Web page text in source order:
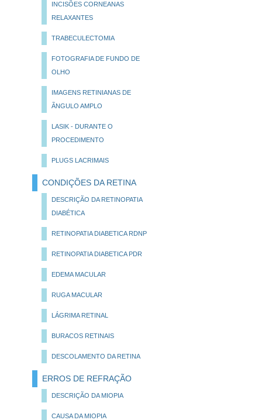
INCISÕES CORNEANAS
RELAXANTES
TRABECULECTOMIA
FOTOGRAFIA DE FUNDO DE
OLHO
IMAGENS RETINIANAS DE
ÃNGULO AMPLO
LASIK - DURANTE O
PROCEDIMENTO
PLUGS LACRIMAIS
CONDIÇÕES DA RETINA
DESCRIÇÃO DA RETINOPATIA
DIABÉTICA
RETINOPATIA DIABETICA RDNP
RETINOPATIA DIABETICA PDR
EDEMA MACULAR
RUGA MACULAR
LÁGRIMA RETINAL
BURACOS RETINAIS
DESCOLAMENTO DA RETINA
ERROS DE REFRAÇÃO
DESCRIÇÃO DA MIOPIA
CAUSA DA MIOPIA